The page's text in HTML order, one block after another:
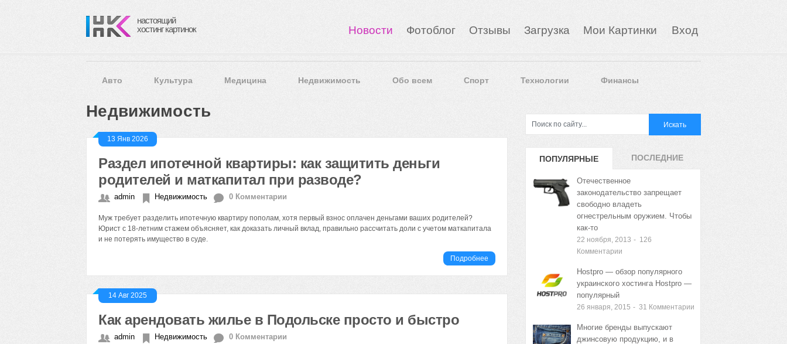
настоящий
хостинг картинок
Новости Фотоблог Отзывы Загрузка Мои Картинки Вход
Авто Культура Медицина Недвижимость Обо всем Спорт Технологии Финансы
Недвижимость
13 Янв 2026
Раздел ипотечной квартиры: как защитить деньги
родителей и маткапитал при разводе?
admin Недвижимость 0 Комментарии
Муж требует разделить ипотечную квартиру пополам, хотя первый взнос оплачен деньгами ваших родителей?
Юрист с 18-летним стажем объясняет, как доказать личный вклад, правильно рассчитать доли с учетом маткапитала
и не потерять имущество в суде.
Подробнее
14 Авг 2025
Как арендовать жилье в Подольске просто и быстро
admin Недвижимость 0 Комментарии
ПОПУЛЯРНЫЕ
ЗАПИСИ
ПОСЛЕДНИЕ
Отечественное
законодательство запрещает
свободно владеть
огнестрельным оружием. Чтобы
как-то
22 ноября, 2013 - 126
Комментарии
Hostpro — обзор популярного
украинского хостинга Hostpro —
популярный
26 января, 2015 - 31 Комментарии
Многие бренды выпускают
джинсовую продукцию, и в